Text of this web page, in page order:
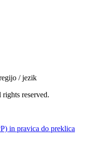
/ jezik
reserved.
in pravica do preklica